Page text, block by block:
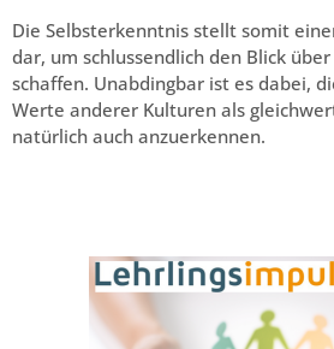
Die Selbsterkenntnis stellt somit
dar, um schlussendlich den Blick
schaffen. Unabdingbar ist es dabei,
Werte anderer Kulturen als
natürlich auch anzuerkennen.